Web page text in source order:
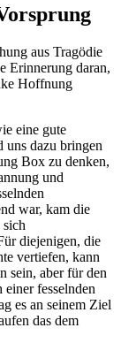
aus Tragödie
Erinnerung daran,
Hoffnung
eine gute
uns dazu bringen
Box zu denken,
und
war, kam die
diejenigen, die
vertiefen, kann
sein, aber für den
fesselnden
es an seinem Ziel
das dem